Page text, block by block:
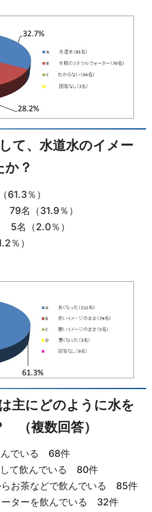
て、水道水のイメー
？
％）
名（31.9％）
5名（2.0％）
％）
主にどのように水を
（複数回答）
でいる 68件
て飲んでいる 80件
お茶などで飲んでいる 85件
ターを飲んでいる 32件